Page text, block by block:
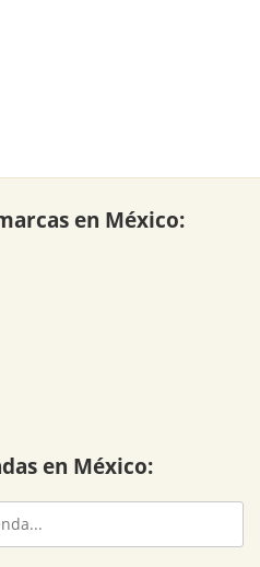
en México:
en México: